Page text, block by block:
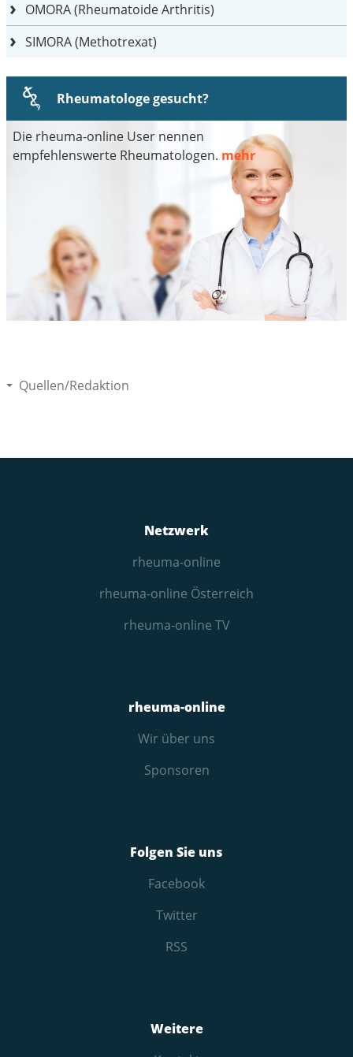
OMORA (Rheumatoide Arthritis)
SIMORA (Methotrexat)
Rheumatologe gesucht?
Die rheuma-online User nennen
empfehlenswerte Rheumatologen. mehr
Quellen/Redaktion
Netzwerk
rheuma-online
rheuma-online Österreich
rheuma-online TV
rheuma-online
Wir über uns
Sponsoren
Folgen Sie uns
Facebook
Twitter
RSS
Weitere